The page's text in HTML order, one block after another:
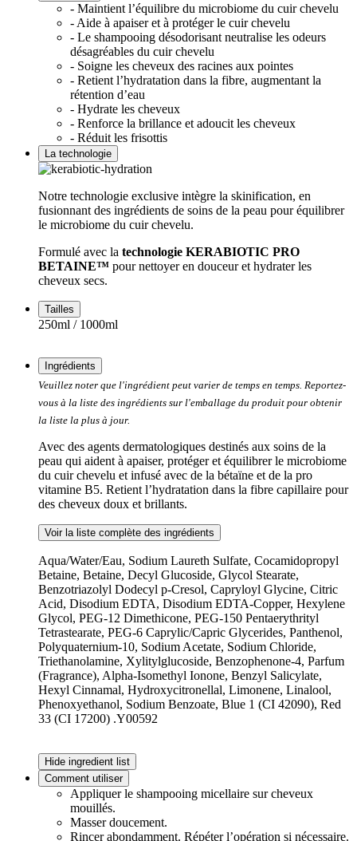
- Maintient l’équilibre du microbiome du cuir chevelu
- Aide à apaiser et à protéger le cuir chevelu
- Le shampooing désodorisant neutralise les odeurs
désagréables du cuir chevelu
- Soigne les cheveux des racines aux pointes
- Retient l’hydratation dans la fibre, augmentant la
rétention d’eau
- Hydrate les cheveux
- Renforce la brillance et adoucit les cheveux
- Réduit les frisottis
La technologie
Notre technologie exclusive intègre la skinification, en
fusionnant des ingrédients de soins de la peau pour équilibrer
le microbiome du cuir chevelu.
Formulé avec la technologie KERABIOTIC PRO
BETAINE™ pour nettoyer en douceur et hydrater les
cheveux secs.
Tailles
250ml / 1000ml
Ingrédients
Veuillez noter que l'ingrédient peut varier de temps en temps. Reportez-
vous à la liste des ingrédients sur l'emballage du produit pour obtenir
la liste la plus à jour.
Avec des agents dermatologiques destinés aux soins de la
peau qui aident à apaiser, protéger et équilibrer le microbiome
du cuir chevelu et infusé avec de la bétaïne et de la pro
vitamine B5. Retient l’hydratation dans la fibre capillaire pour
des cheveux doux et brillants.
Voir la liste complète des ingrédients
Aqua/Water/Eau, Sodium Laureth Sulfate, Cocamidopropyl
Betaine, Betaine, Decyl Glucoside, Glycol Stearate,
Benzotriazolyl Dodecyl p-Cresol, Capryloyl Glycine, Citric
Acid, Disodium EDTA, Disodium EDTA-Copper, Hexylene
Glycol, PEG-12 Dimethicone, PEG-150 Pentaerythrityl
Tetrastearate, PEG-6 Caprylic/Capric Glycerides, Panthenol,
Polyquaternium-10, Sodium Acetate, Sodium Chloride,
Triethanolamine, Xylitylglucoside, Benzophenone-4, Parfum
(Fragrance), Alpha-Isomethyl Ionone, Benzyl Salicylate,
Hexyl Cinnamal, Hydroxycitronellal, Limonene, Linalool,
Phenoxyethanol, Sodium Benzoate, Blue 1 (CI 42090), Red
33 (CI 17200) .Y00592
Hide ingredient list
Comment utiliser
Appliquer le shampooing micellaire sur cheveux
mouillés.
Masser doucement.
Rincer abondamment. Répéter l’opération si nécessaire.